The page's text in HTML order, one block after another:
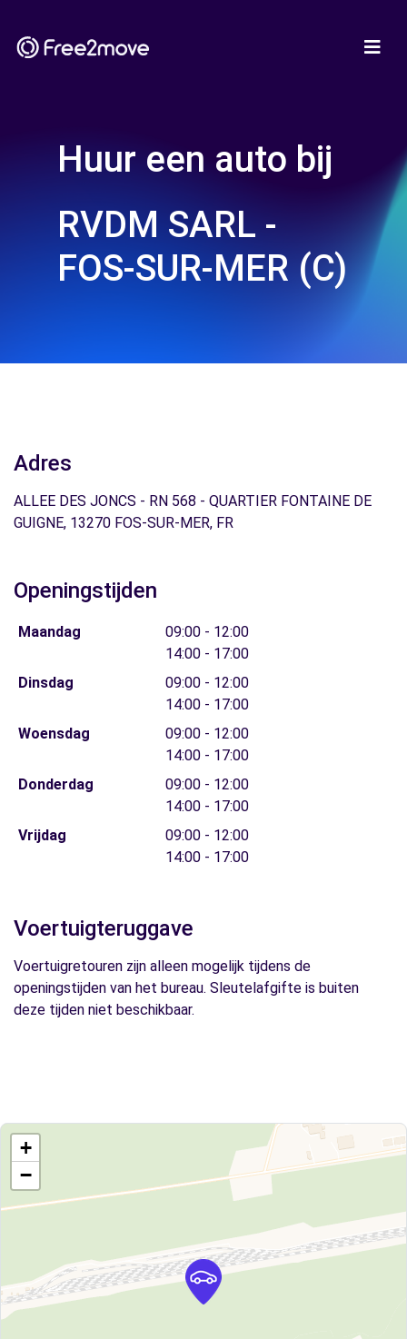
Huur een auto bij
RVDM SARL -
FOS-SUR-MER (C)
Adres
ALLEE DES JONCS - RN 568 - QUARTIER FONTAINE DE
GUIGNE, 13270 FOS-SUR-MER, FR
Openingstijden
Maandag
09:00 - 12:00
14:00 - 17:00
Dinsdag
09:00 - 12:00
14:00 - 17:00
Woensdag
09:00 - 12:00
14:00 - 17:00
Donderdag
09:00 - 12:00
14:00 - 17:00
Vrijdag
09:00 - 12:00
14:00 - 17:00
Voertuigteruggave
Voertuigretouren zijn alleen mogelijk tijdens de
openingstijden van het bureau. Sleutelafgifte is buiten
deze tijden niet beschikbaar.
+
−